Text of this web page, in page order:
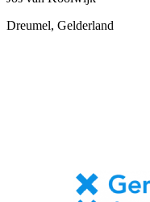
Dreumel, Gelderland